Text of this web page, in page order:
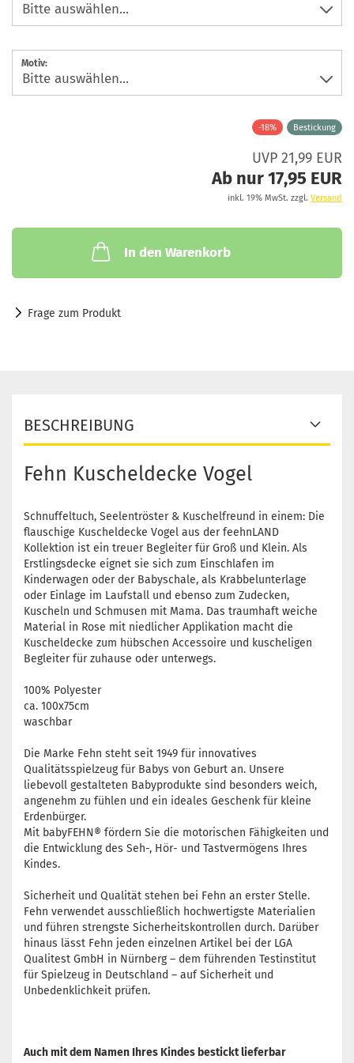
Motiv:
-18% Bestickung
UVP 21,99 EUR
Ab nur 17,95 EUR
inkl. 19% MwSt. zzgl. Versand
In den Warenkorb
Frage zum Produkt
BESCHREIBUNG
Fehn Kuscheldecke Vogel
Schnuffeltuch, Seelentröster & Kuschelfreund in einem: Die
flauschige Kuscheldecke Vogel aus der feehnLAND
Kollektion ist ein treuer Begleiter für Groß und Klein. Als
Erstlingsdecke eignet sie sich zum Einschlafen im
Kinderwagen oder der Babyschale, als Krabbelunterlage
oder Einlage im Laufstall und ebenso zum Zudecken,
Kuscheln und Schmusen mit Mama. Das traumhaft weiche
Material in Rose mit niedlicher Applikation macht die
Kuscheldecke zum hübschen Accessoire und kuscheligen
Begleiter für zuhause oder unterwegs.
100% Polyester
ca. 100x75cm
waschbar
Die Marke Fehn steht seit 1949 für innovatives
Qualitätsspielzeug für Babys von Geburt an. Unsere
liebevoll gestalteten Babyprodukte sind besonders weich,
angenehm zu fühlen und ein ideales Geschenk für kleine
Erdenbürger.
Mit babyFEHN® fördern Sie die motorischen Fähigkeiten und
die Entwicklung des Seh-, Hör- und Tastvermögens Ihres
Kindes.
Sicherheit und Qualität stehen bei Fehn an erster Stelle.
Fehn verwendet ausschließlich hochwertigste Materialien
und führen strengste Sicherheitskontrollen durch. Darüber
hinaus lässt Fehn jeden einzelnen Artikel bei der LGA
Qualitest GmbH in Nürnberg – dem führenden Testinstitut
für Spielzeug in Deutschland – auf Sicherheit und
Unbedenklichkeit prüfen.
Auch mit dem Namen Ihres Kindes bestickt lieferbar